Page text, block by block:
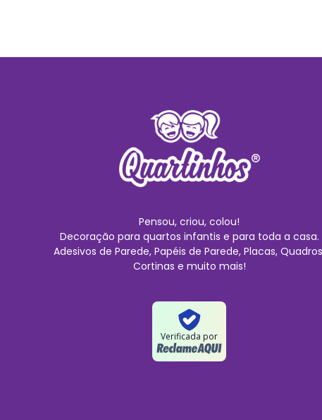
Pensou, criou, colou!
Decoração para quartos infantis e para toda a casa.
Adesivos de Parede, Papéis de Parede, Placas,
Cortinas e muito mais!
Verificada por